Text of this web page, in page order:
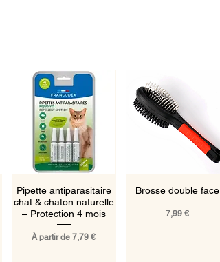
Aperçu rapide
Pipette antiparasitaire
chat & chaton naturelle
– Protection 4 mois
À partir de7,79 €
Prix promotionnel
Aperçu rapide
Brosse double face
Prix
7,99 €